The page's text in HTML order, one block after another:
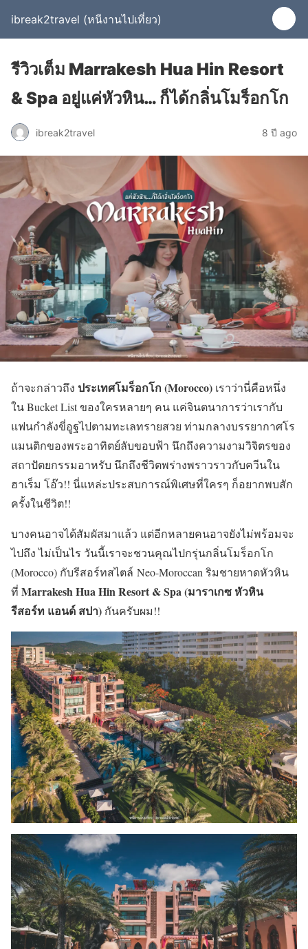
ibreak2travel (หนีงานไปเที่ยว)
รีวิวเต็ม Marrakesh Hua Hin Resort
& Spa อยู่แค่หัวหิน… ก็ได้กลิ่นโมร็อกโก
ibreak2travel 8 ปี ago
ถ้าจะกล่าวถึง ประเทศโมร็อกโก (Morocco) เราว่านี่คือหนึ่ง
ใน Bucket List ของใครหลายๆ คน แค่จินตนาการว่าเรากับ
แฟนกำลังขี่อูฐไปตามทะเลทรายสวย ท่ามกลางบรรยากาศโร
แมนติกของพระอาทิตย์ลับขอบฟ้า นึกถึงความงามวิจิตรของ
สถาปัตยกรรมอาหรับ นึกถึงชีวิตพร่างพราวราวกับควีนใน
ฮาเร็ม โอ๊ว!! นี่แหล่ะประสบการณ์พิเศษที่ใครๆ ก็อยากพบสัก
ครั้งในชีวิต!!
บางคนอาจได้สัมผัสมาแล้ว แต่อีกหลายคนอาจยังไม่พร้อมจะ
ไปถึง ไม่เป็นไร วันนี้เราจะชวนคุณไปกรุ่นกลิ่นโมร็อกโก
(Morocco) กับรีสอร์ทสไตล์ Neo-Moroccan ริมชายหาดหัวหิน
ที่ Marrakesh Hua Hin Resort & Spa (มาราเกซ หัวหิน
รีสอร์ท แอนด์ สปา) กันครับผม!!